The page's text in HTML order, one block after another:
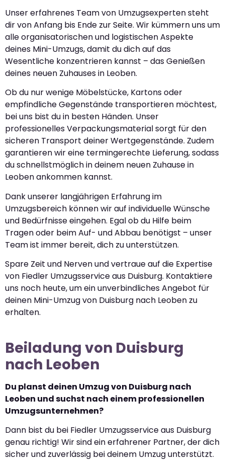
Unser erfahrenes Team von Umzugsexperten steht
dir von Anfang bis Ende zur Seite. Wir kümmern uns um
alle organisatorischen und logistischen Aspekte
deines Mini-Umzugs, damit du dich auf das
Wesentliche konzentrieren kannst – das Genießen
deines neuen Zuhauses in Leoben.
Ob du nur wenige Möbelstücke, Kartons oder
empfindliche Gegenstände transportieren möchtest,
bei uns bist du in besten Händen. Unser
professionelles Verpackungsmaterial sorgt für den
sicheren Transport deiner Wertgegenstände. Zudem
garantieren wir eine termingerechte Lieferung, sodass
du schnellstmöglich in deinem neuen Zuhause in
Leoben ankommen kannst.
Dank unserer langjährigen Erfahrung im
Umzugsbereich können wir auf individuelle Wünsche
und Bedürfnisse eingehen. Egal ob du Hilfe beim
Tragen oder beim Auf- und Abbau benötigst – unser
Team ist immer bereit, dich zu unterstützen.
Spare Zeit und Nerven und vertraue auf die Expertise
von Fiedler Umzugsservice aus Duisburg. Kontaktiere
uns noch heute, um ein unverbindliches Angebot für
deinen Mini-Umzug von Duisburg nach Leoben zu
erhalten.
Beiladung von Duisburg
nach Leoben
Du planst deinen Umzug von Duisburg nach
Leoben und suchst nach einem professionellen
Umzugsunternehmen?
Dann bist du bei Fiedler Umzugsservice aus Duisburg
genau richtig! Wir sind ein erfahrener Partner, der dich
sicher und zuverlässig bei deinem Umzug unterstützt.